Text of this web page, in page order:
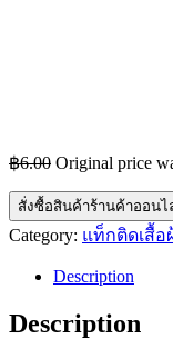
฿6.00 Original price
สั่งซื้อสินค้าร้านค้าออนไ
Category: แท็กติดเสื้อ
Description
Description